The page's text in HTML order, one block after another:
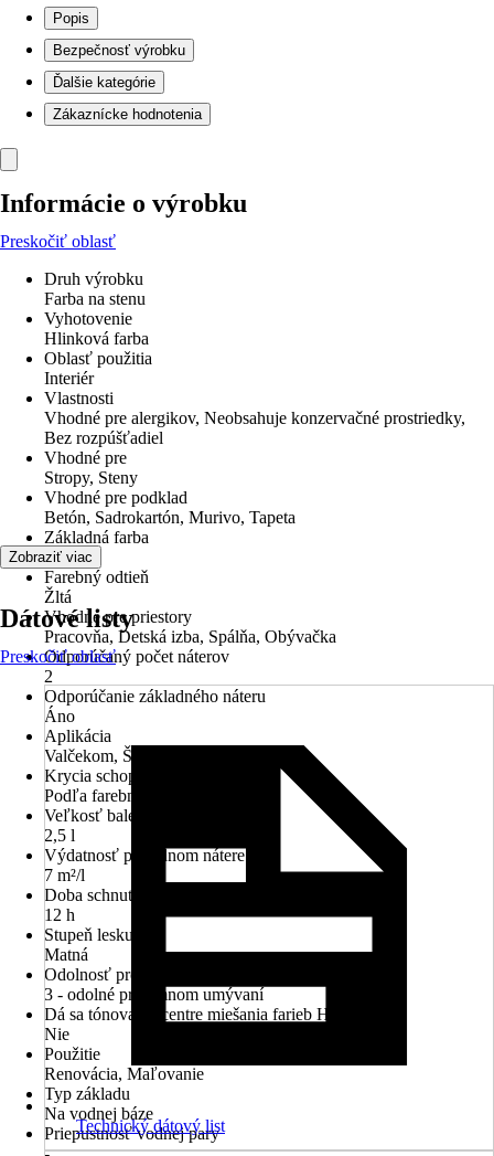
Popis
Bezpečnosť výrobku
Ďalšie kategórie
Zákaznícke hodnotenia
Informácie o výrobku
Preskočiť oblasť
Druh výrobku
Farba na stenu
Vyhotovenie
Hlinková farba
Oblasť použitia
Interiér
Vlastnosti
Vhodné pre alergikov, Neobsahuje konzervačné prostriedky,
Bez rozpúšťadiel
Vhodné pre
Stropy, Steny
Vhodné pre podklad
Betón, Sadrokartón, Murivo, Tapeta
Základná farba
Žltá
Farebný odtieň
Žltá
Vhodné pre priestory
Pracovňa, Detská izba, Spálňa, Obývačka
Odporúčaný počet náterov
2
Odporúčanie základného náteru
Áno
Aplikácia
Valčekom, Štetcom
Krycia schopnosť
Podľa farebného odtieňu
Veľkosť balenia
2,5 l
Výdatnosť pri jednom nátere
7 m²/l
Doba schnutia cca
12 h
Stupeň lesku
Matná
Odolnosť proti oteru za mokra
3 - odolné pri jemnom umývaní
Dá sa tónovať v centre miešania farieb Hornbach
Nie
Použitie
Renovácia, Maľovanie
Typ základu
Na vodnej báze
Priepustnosť vodnej pary
Zobraziť viac
Dátové listy
Preskočiť oblasť
Technický dátový list